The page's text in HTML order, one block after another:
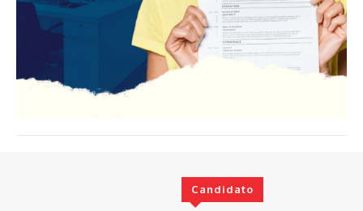
Candidato